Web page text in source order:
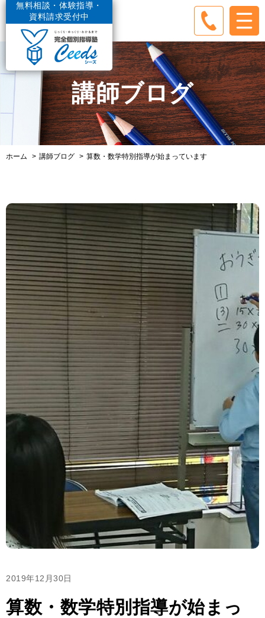
無料相談・体験指導・
資料請求受付中
講師ブログ
ホーム 講師ブログ 算数・数学特別指導が始まっています
2019年12月30日
算数・数学特別指導が始まっ